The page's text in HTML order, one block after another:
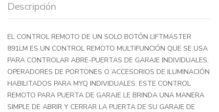
Descripción
EL CONTROL REMOTO DE UN SOLO BOTÓN LIFTMASTER
891LM ES UN CONTROL REMOTO MULTIFUNCIÓN QUE SE USA
PARA CONTROLAR ABRE-PUERTAS DE GARAJE INDIVIDUALES,
OPERADORES DE PORTONES O ACCESORIOS DE ILUMINACIÓN
HABILITADOS PARA MYQ INDIVIDUALES. ESTE CONTROL
REMOTO PARA PUERTA DE GARAJE LE BRINDA UNA MANERA
SIMPLE DE ABRIR Y CERRAR LA PUERTA DE SU GARAJE DE